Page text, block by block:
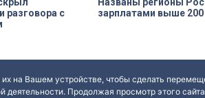
разговора с
Названы регионы
зарплатами выше
на Вашем устройстве, чтобы сделать
деятельности. Продолжая просмотр этого